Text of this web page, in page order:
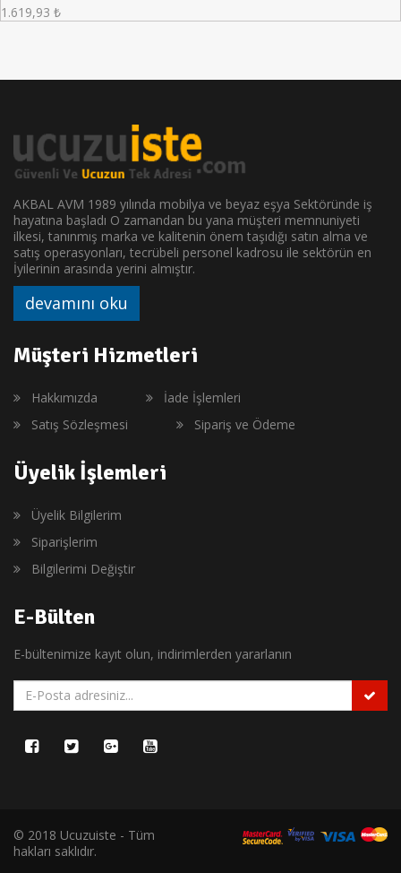
1.619,93 ₺
AKBAL AVM 1989 yılında mobilya ve beyaz eşya Sektöründe iş
hayatına başladı O zamandan bu yana müşteri memnuniyeti
ilkesi, tanınmış marka ve kalitenin önem taşıdığı satın alma ve
satış operasyonları, tecrübeli personel kadrosu ile sektörün en
İyilerinin arasında yerini almıştır.
devamını oku
Müşteri Hizmetleri
Hakkımızda
İade İşlemleri
Satış Sözleşmesi
Sipariş ve Ödeme
Üyelik İşlemleri
Üyelik Bilgilerim
Siparişlerim
Bilgilerimi Değiştir
E-Bülten
E-bültenimize kayıt olun, indirimlerden yararlanın
© 2018 Ucuzuiste - Tüm
hakları saklıdır.